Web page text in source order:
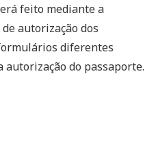
feito mediante a
autorização dos
diferentes
autorização do passaporte.